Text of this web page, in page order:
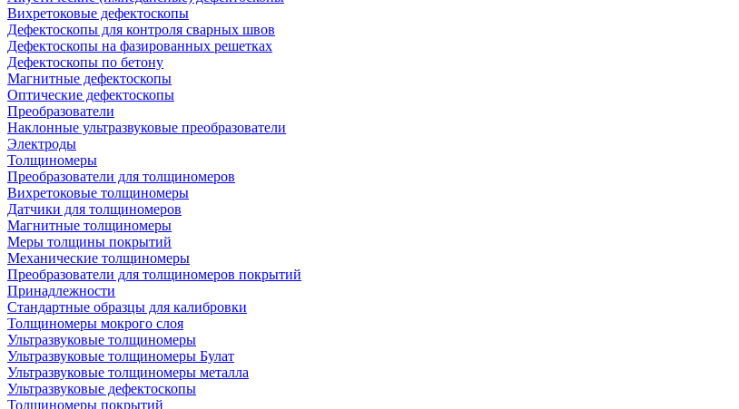
Вихретоковые дефектоскопы
Дефектоскопы для контроля сварных швов
Дефектоскопы на фазированных решетках
Дефектоскопы по бетону
Магнитные дефектоскопы
Оптические дефектоскопы
Преобразователи
Наклонные ультразвуковые преобразователи
Электроды
Толщиномеры
Преобразователи для толщиномеров
Вихретоковые толщиномеры
Датчики для толщиномеров
Магнитные толщиномеры
Меры толщины покрытий
Механические толщиномеры
Преобразователи для толщиномеров покрытий
Принадлежности
Стандартные образцы для калибровки
Толщиномеры мокрого слоя
Ультразвуковые толщиномеры
Ультразвуковые толщиномеры Булат
Ультразвуковые толщиномеры металла
Ультразвуковые дефектоскопы
Толщиномеры покрытий